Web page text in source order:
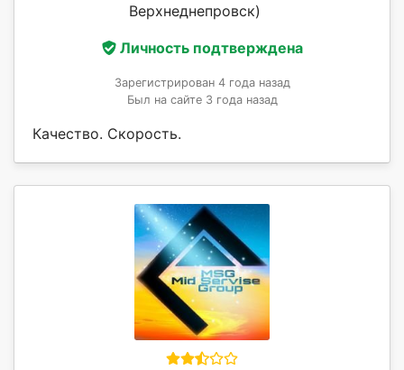
Верхнеднепровск)
Личность подтверждена
Зарегистрирован 4 года назад
Был на сайте 3 года назад
Качество. Скорость.